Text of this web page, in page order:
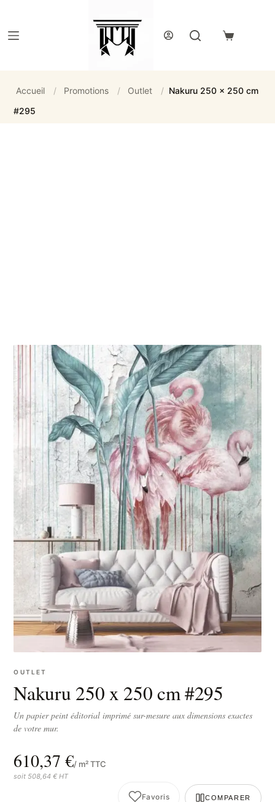
Panier
Accueil / Promotions / Outlet / Nakuru 250 x 250 cm
#295
OUTLET
Nakuru 250 x 250 cm #295
Un papier peint éditorial imprimé sur-mesure aux dimensions exactes
de votre mur.
610,37 €/ m² TTC
soit 508,64 € HT
Favoris COMPARER